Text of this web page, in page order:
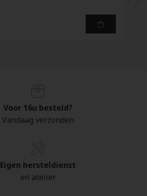
Voor 16u besteld?
Vandaag verzonden
Eigen hersteldienst
en atelier